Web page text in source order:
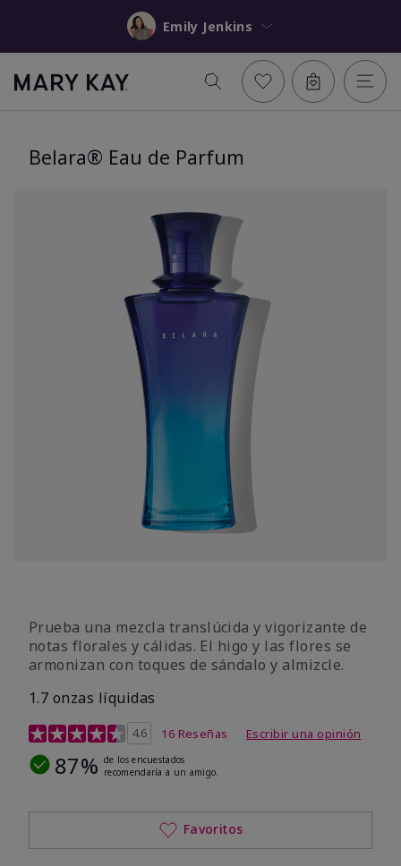
Emily Jenkins
Belara® Eau de Parfum
Prueba una mezcla translúcida y vigorizante de
notas florales y cálidas. El higo y las flores se
armonizan con toques de sándalo y almizcle.
1.7 onzas líquidas
Calificación de clientes de 4,5 de 5
4.6 16 Reseñas Escribir una opinión
87% de los encuestados
recomendaría a un amigo.
Favoritos